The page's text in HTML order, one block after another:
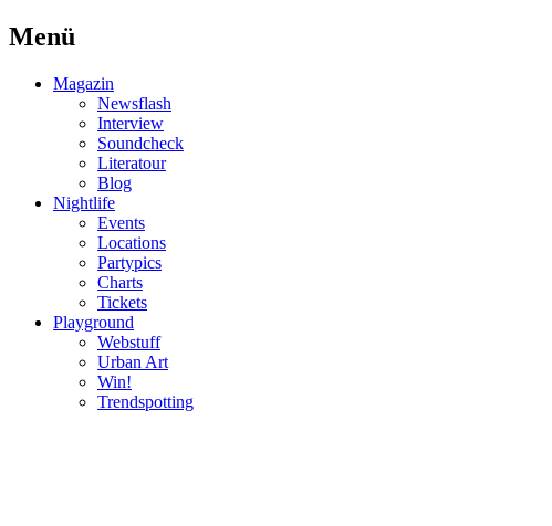
Menü
Magazin
Newsflash
Interview
Soundcheck
Literatour
Blog
Nightlife
Events
Locations
Partypics
Charts
Tickets
Playground
Webstuff
Urban Art
Win!
Trendspotting